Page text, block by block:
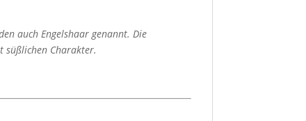
auch Engelshaar genannt. Die
süßlichen Charakter.